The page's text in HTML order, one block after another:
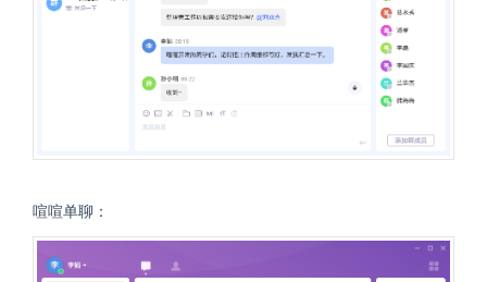
喧喧单聊：